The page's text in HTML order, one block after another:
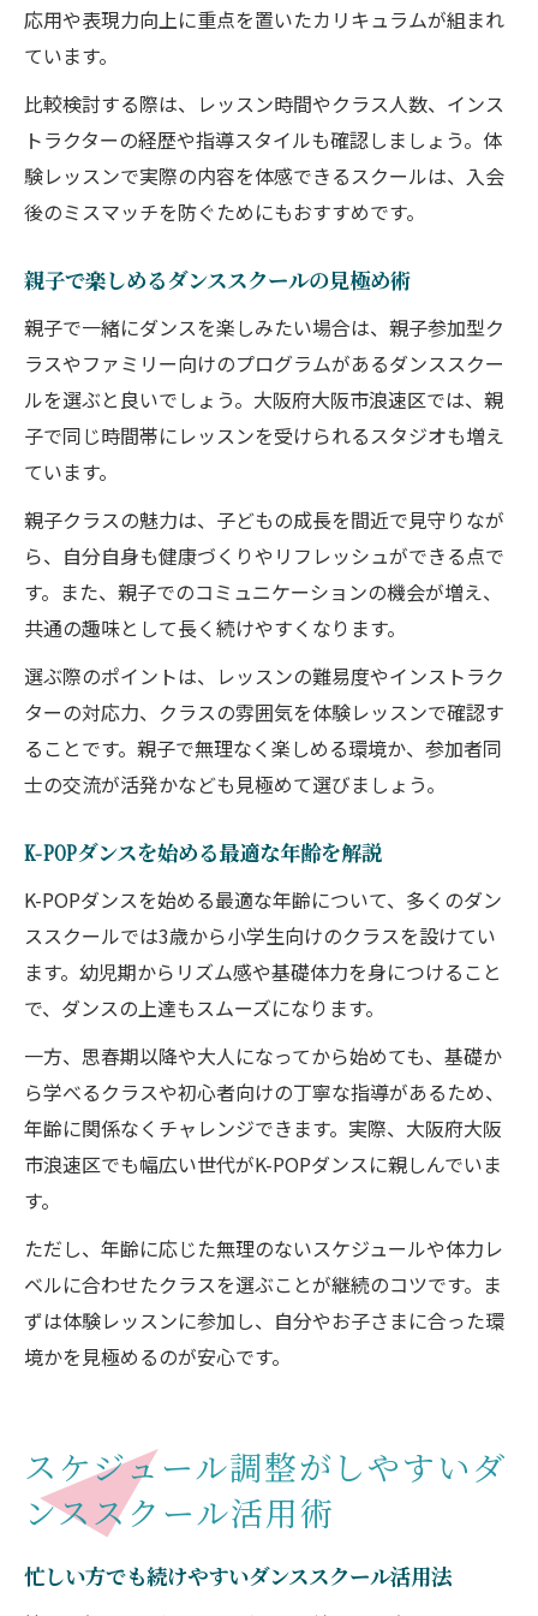
応用や表現力向上に重点を置いたカリキュラムが組まれ
ています。
比較検討する際は、レッスン時間やクラス人数、インス
トラクターの経歴や指導スタイルも確認しましょう。体
験レッスンで実際の内容を体感できるスクールは、入会
後のミスマッチを防ぐためにもおすすめです。
親子で楽しめるダンススクールの見極め術
親子で一緒にダンスを楽しみたい場合は、親子参加型ク
ラスやファミリー向けのプログラムがあるダンススクー
ルを選ぶと良いでしょう。大阪府大阪市浪速区では、親
子で同じ時間帯にレッスンを受けられるスタジオも増え
ています。
親子クラスの魅力は、子どもの成長を間近で見守りなが
ら、自分自身も健康づくりやリフレッシュができる点で
す。また、親子でのコミュニケーションの機会が増え、
共通の趣味として長く続けやすくなります。
選ぶ際のポイントは、レッスンの難易度やインストラク
ターの対応力、クラスの雰囲気を体験レッスンで確認す
ることです。親子で無理なく楽しめる環境か、参加者同
士の交流が活発かなども見極めて選びましょう。
K-POPダンスを始める最適な年齢を解説
K-POPダンスを始める最適な年齢について、多くのダン
ススクールでは3歳から小学生向けのクラスを設けてい
ます。幼児期からリズム感や基礎体力を身につけること
で、ダンスの上達もスムーズになります。
一方、思春期以降や大人になってから始めても、基礎か
ら学べるクラスや初心者向けの丁寧な指導があるため、
年齢に関係なくチャレンジできます。実際、大阪府大阪
市浪速区でも幅広い世代がK-POPダンスに親しんでいま
す。
ただし、年齢に応じた無理のないスケジュールや体力レ
ベルに合わせたクラスを選ぶことが継続のコツです。ま
ずは体験レッスンに参加し、自分やお子さまに合った環
境かを見極めるのが安心です。
スケジュール調整がしやすいダ
ンススクール活用術
忙しい方でも続けやすいダンススクール活用法